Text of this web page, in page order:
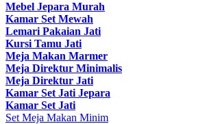
Mebel Jepara Murah
Kamar Set Mewah
Lemari Pakaian Jati
Kursi Tamu Jati
Meja Makan Marmer
Meja Direktur Minimalis
Meja Direktur Jati
Kamar Set Jati Jepara
Kamar Set Jati
Set Meja Makan Minim